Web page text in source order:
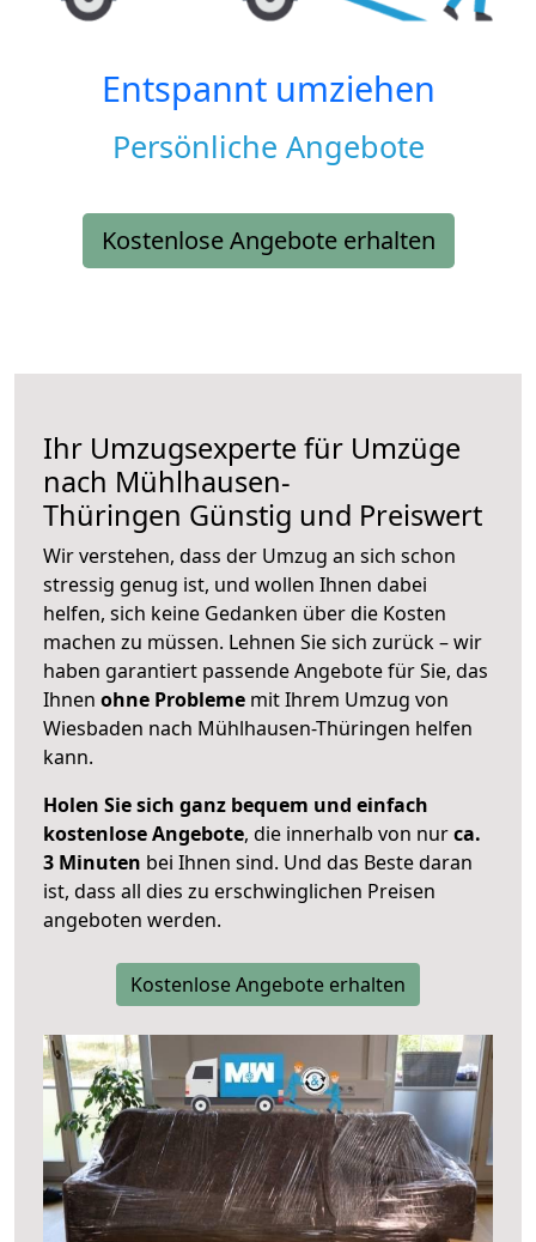
Entspannt umziehen
Persönliche Angebote
Kostenlose Angebote erhalten
Ihr Umzugsexperte für Umzüge
nach Mühlhausen-
Thüringen Günstig und Preiswert
Wir verstehen, dass der Umzug an sich schon
stressig genug ist, und wollen Ihnen dabei
helfen, sich keine Gedanken über die Kosten
machen zu müssen. Lehnen Sie sich zurück – wir
haben garantiert passende Angebote für Sie, das
Ihnen ohne Probleme mit Ihrem Umzug von
Wiesbaden nach Mühlhausen-Thüringen helfen
kann.
Holen Sie sich ganz bequem und einfach
kostenlose Angebote, die innerhalb von nurca.
3 Minuten bei Ihnen sind. Und das Beste daran
ist, dass all dies zu erschwinglichen Preisen
angeboten werden.
Kostenlose Angebote erhalten